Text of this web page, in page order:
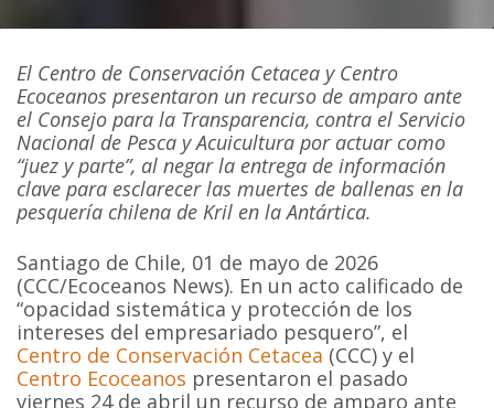
El Centro de Conservación Cetacea y Centro
Ecoceanos presentaron un recurso de amparo ante
el Consejo para la Transparencia, contra el Servicio
Nacional de Pesca y Acuicultura por actuar como
“juez y parte”, al negar la entrega de información
clave para esclarecer las muertes de ballenas en la
pesquería chilena de Kril en la Antártica.
Santiago de Chile, 01 de mayo de 2026
(CCC/Ecoceanos News). En un acto calificado de
“opacidad sistemática y protección de los
intereses del empresariado pesquero”, el
Centro de Conservación Cetacea (CCC) y el
Centro Ecoceanos presentaron el pasado
viernes 24 de abril un recurso de amparo ante